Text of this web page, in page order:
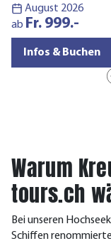
August 2026
ab Fr. 999.-
Infos & Buchen
Warum
tours.ch
Bei unseren
Schiffen